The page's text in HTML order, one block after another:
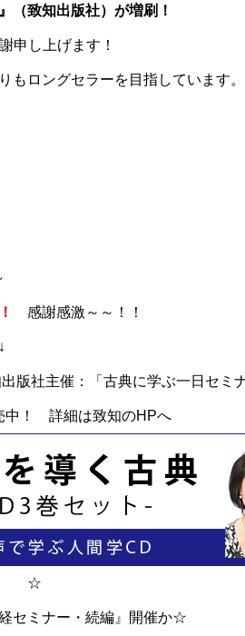
（致知出版社）が増刷！
申し上げます！
もロングセラーを目指しています。
感謝感激～～！！
版社主催：「古典に学ぶ一日セミ
中！ 詳細は致知のHPへ
セミナー・続編』開催か☆